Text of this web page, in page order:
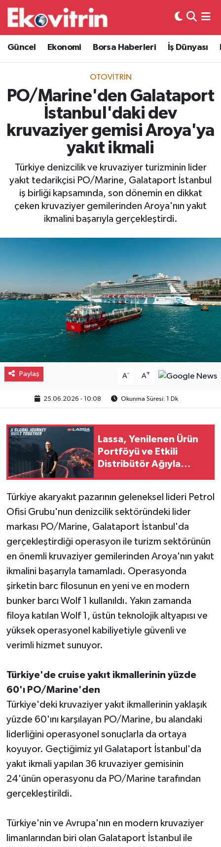
Güncel Ekonomi Borsa Haberleri İş Dünyası
OTOVITRIN
PO/Marine'den Galataport
İstanbul'daki dev
kruvaziyer gemisi Aroya'ya
yakıt ikmali
Türkiye denizcilik ve kruvaziyer turizminin lider
yakıt tedarikçisi PO/Marine, Galataport İstanbul
iş birliği kapsamında, son dönemin en dikkat
çeken kruvaziyer gemilerinden Aroya'nın yakıt
ikmalini başarıyla gerçekleştirdi.
Paylaş A- A+
25.06.2026 - 10:08 Okunma Süresi: 1 Dk
Lassa, Yenilenen Ürün
Portföyü ve Etkili
Distribütör Ağıyla
Türkiye akaryakıt pazarının geleneksel lideri Petrol
Ofisi Grubu'nun denizcilik sektöründeki lider
markası PO/Marine, Galataport İstanbul'da
gerçekleştirdiği operasyon ile turizm sektörünün
en önemli kruvaziyer gemilerinden Aroya'nın yakıt
ikmalini başarıyla tamamladı. Operasyonda
şirketin barc filosunun en yeni ve en modern
bunker barcı Wolf 1 kullanıldı. Yakın zamanda
filoya katılan Wolf 1, üstün teknolojik altyapısı ve
yüksek operasyonel kabiliyetiyle güvenli ve
verimli hizmet sunuyor.
Türkiye'de cruise yakıt ikmallerinin yüzde
60'ı PO/Marine'den
Türkiye'deki kruvaziyer yakıt ikmallerinin yaklaşık
yüzde 60'ını karşılayan PO/Marine, bu alandaki
liderliğini operasyonel sonuçlarla da ortaya
koyuyor. Geçtiğimiz yıl Galataport İstanbul'da
yakıt ikmali yapılan 36 kruvaziyer gemisinin
24'ünün operasyonu da PO/Marine tarafından
gerçekleştirildi.
Türkiye'nin ve Avrupa'nın en modern kruvaziyer
limanlarından biri olan Galataport İstanbul ile
Güncel
Ekonomi
Borsa Haberleri
İş Dünyası
Lojistik
Otovitrin
Asayiş
Magazin
Gayrimenkul
Hava Durumu
Trafik Durumu
Süper Lig Puan Durumu ve Fikstür
Tüm Manşetler
Son Dakika Haberleri
Haber Arşivi